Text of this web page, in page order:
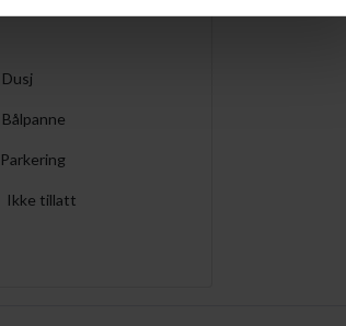
Dusj
Bålpanne
Parkering
Ikke tillatt